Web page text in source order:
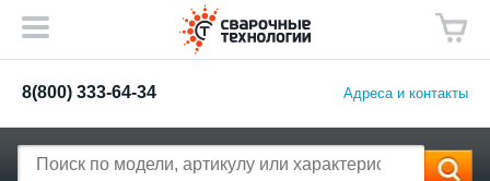
8(800) 333-64-34 Адреса и контакты